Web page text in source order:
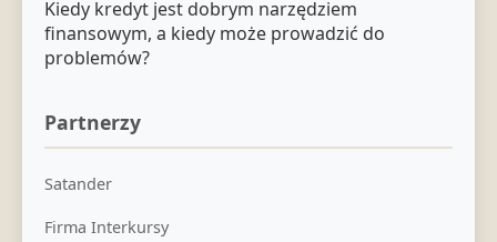
Kiedy kredyt jest dobrym narzędziem
finansowym, a kiedy może prowadzić do
problemów?
Partnerzy
Satander
Firma Interkursy